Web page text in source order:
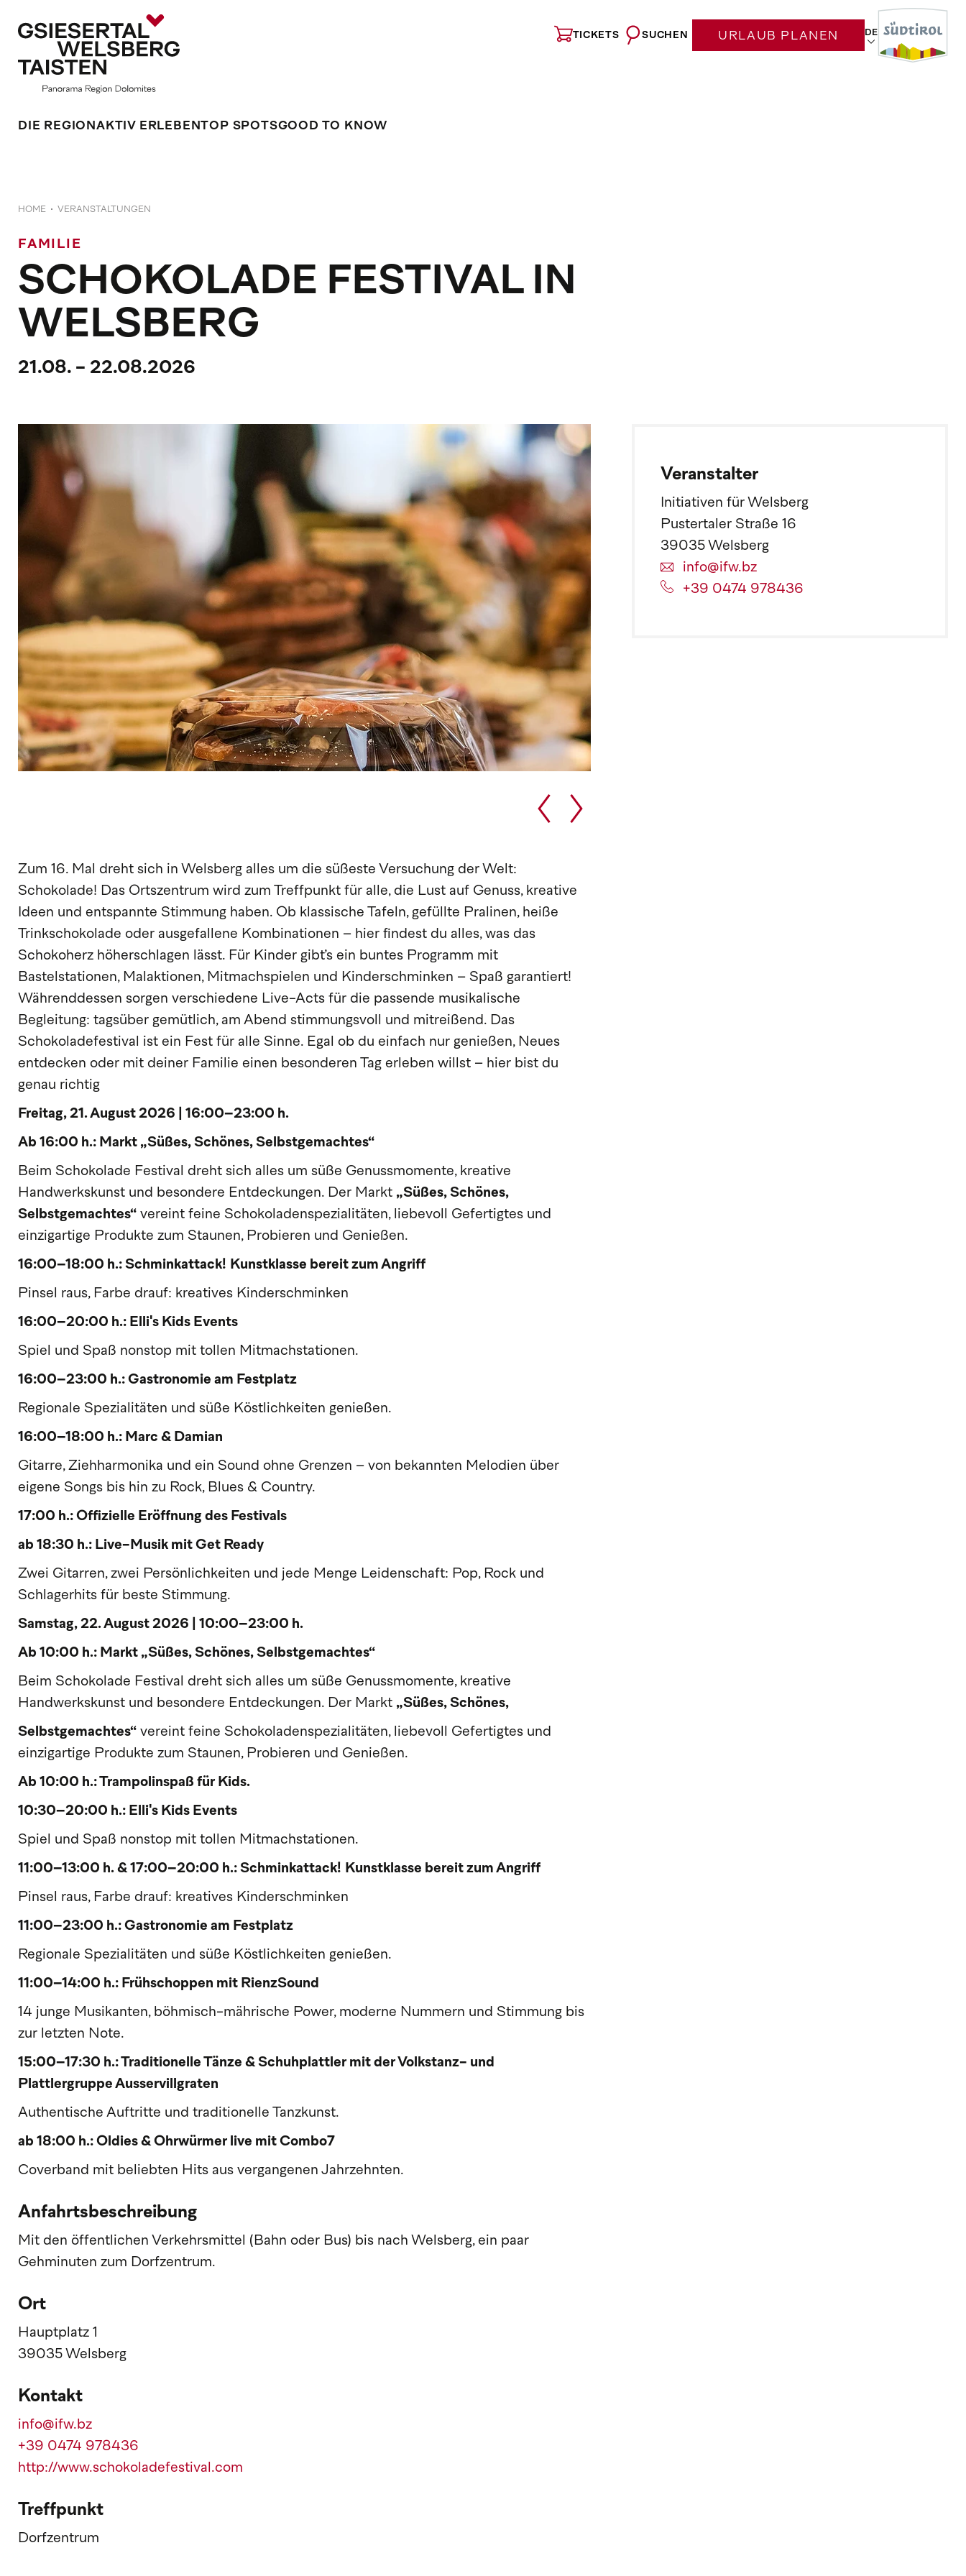
TICKETS SUCHEN URLAUB PLANEN DE
DIE REGION AKTIV ERLEBEN TOP SPOTSGOOD TO KNOW
HOME VERANSTALTUNGEN
FAMILIE
SCHOKOLADE FESTIVAL IN
WELSBERG
21.08. - 22.08.2026
Zum 16. Mal dreht sich in Welsberg alles um die süßeste Versuchung der Welt:
Schokolade! Das Ortszentrum wird zum Treffpunkt für alle, die Lust auf Genuss, kreative
Ideen und entspannte Stimmung haben. Ob klassische Tafeln, gefüllte Pralinen, heiße
Trinkschokolade oder ausgefallene Kombinationen – hier findest du alles, was das
Schokoherz höherschlagen lässt. Für Kinder gibt’s ein buntes Programm mit
Bastelstationen, Malaktionen, Mitmachspielen und Kinderschminken – Spaß garantiert!
Währenddessen sorgen verschiedene Live-Acts für die passende musikalische
Begleitung: tagsüber gemütlich, am Abend stimmungsvoll und mitreißend. Das
Schokoladefestival ist ein Fest für alle Sinne. Egal ob du einfach nur genießen, Neues
entdecken oder mit deiner Familie einen besonderen Tag erleben willst – hier bist du
genau richtig
Freitag, 21. August 2026 | 16:00–23:00 h.
Ab 16:00 h.: Markt „Süßes, Schönes, Selbstgemachtes“
Beim Schokolade Festival dreht sich alles um süße Genussmomente, kreative
Handwerkskunst und besondere Entdeckungen. Der Markt „Süßes, Schönes,
Selbstgemachtes“ vereint feine Schokoladenspezialitäten, liebevoll Gefertigtes und
einzigartige Produkte zum Staunen, Probieren und Genießen.
16:00–18:00 h.: Schminkattack! Kunstklasse bereit zum Angriff
Pinsel raus, Farbe drauf: kreatives Kinderschminken
16:00–20:00 h.: Elli's Kids Events
Spiel und Spaß nonstop mit tollen Mitmachstationen.
16:00–23:00 h.: Gastronomie am Festplatz
Regionale Spezialitäten und süße Köstlichkeiten genießen.
16:00–18:00 h.: Marc & Damian
Gitarre, Ziehharmonika und ein Sound ohne Grenzen – von bekannten Melodien über
eigene Songs bis hin zu Rock, Blues & Country.
17:00 h.: Offizielle Eröffnung des Festivals
ab 18:30 h.: Live-Musik mit Get Ready
Zwei Gitarren, zwei Persönlichkeiten und jede Menge Leidenschaft: Pop, Rock und
Schlagerhits für beste Stimmung.
Samstag, 22. August 2026 | 10:00–23:00 h.
Ab 10:00 h.: Markt „Süßes, Schönes, Selbstgemachtes“
Beim Schokolade Festival dreht sich alles um süße Genussmomente, kreative
Handwerkskunst und besondere Entdeckungen. Der Markt „Süßes, Schönes,
Selbstgemachtes“ vereint feine Schokoladenspezialitäten, liebevoll Gefertigtes und
einzigartige Produkte zum Staunen, Probieren und Genießen.
Ab 10:00 h.: Trampolinspaß für Kids.
10:30–20:00 h.: Elli's Kids Events
Spiel und Spaß nonstop mit tollen Mitmachstationen.
11:00–13:00 h. & 17:00–20:00 h.: Schminkattack! Kunstklasse bereit zum Angriff
Pinsel raus, Farbe drauf: kreatives Kinderschminken
11:00–23:00 h.: Gastronomie am Festplatz
Regionale Spezialitäten und süße Köstlichkeiten genießen.
11:00–14:00 h.: Frühschoppen mit RienzSound
14 junge Musikanten, böhmisch-mährische Power, moderne Nummern und Stimmung bis
zur letzten Note.
15:00–17:30 h.: Traditionelle Tänze & Schuhplattler mit der Volkstanz- und
Plattlergruppe Ausservillgraten
Authentische Auftritte und traditionelle Tanzkunst.
ab 18:00 h.: Oldies & Ohrwürmer live mit Combo7
Coverband mit beliebten Hits aus vergangenen Jahrzehnten.
Anfahrtsbeschreibung
Mit den öffentlichen Verkehrsmittel (Bahn oder Bus) bis nach Welsberg, ein paar
Gehminuten zum Dorfzentrum.
Ort
Hauptplatz 1
39035 Welsberg
Kontakt
info@ifw.bz
+39 0474 978436
http://www.schokoladefestival.com
Treffpunkt
Dorfzentrum
Veranstalter
Initiativen für Welsberg
Pustertaler Straße 16
39035 Welsberg
info@ifw.bz
+39 0474 978436